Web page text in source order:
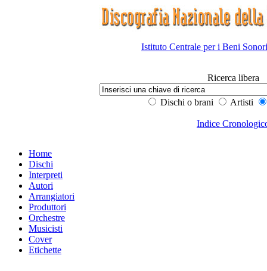
Istituto Centrale per i Beni
Ricerca libera
Dischi o brani Artisti
Indice
Home
Dischi
Interpreti
Autori
Arrangiatori
Produttori
Orchestre
Musicisti
Cover
Etichette